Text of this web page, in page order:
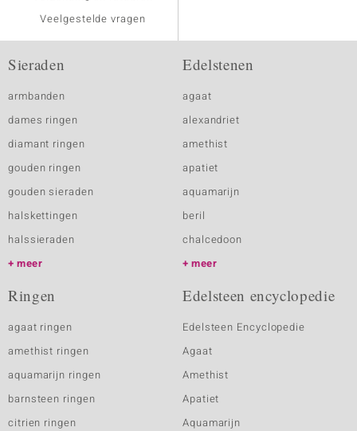
Veelgestelde vragen
Sieraden
armbanden
dames ringen
diamant ringen
gouden ringen
gouden sieraden
halskettingen
halssieraden
meer
Edelstenen
agaat
alexandriet
amethist
apatiet
aquamarijn
beril
chalcedoon
meer
Ringen
agaat ringen
amethist ringen
aquamarijn ringen
barnsteen ringen
citrien ringen
Edelsteen encyclopedie
Edelsteen Encyclopedie
Agaat
Amethist
Apatiet
Aquamarijn